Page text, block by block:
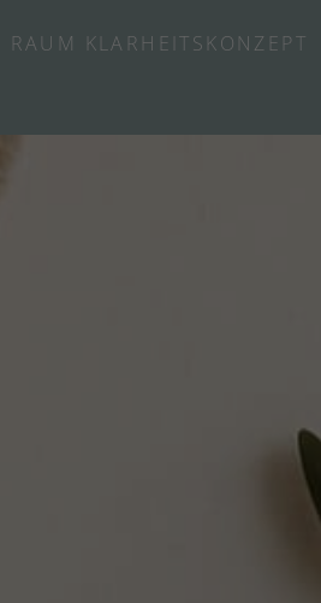
RAUM KLARHEITSKONZEPT